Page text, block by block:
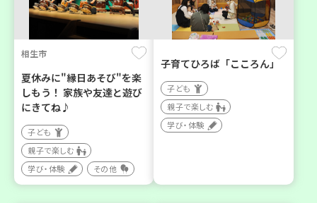
相生市
夏休みに"縁日あそび"を楽
しもう！ 家族や友達と遊び
にきてね♪
子ども
親子で楽しむ
学び・体験
その他
子育てひろば「こころん」
子ども
親子で楽しむ
学び・体験